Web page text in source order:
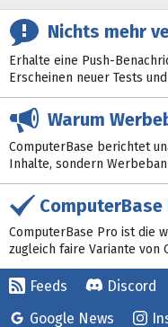
Nichts mehr
Erhalte eine Push-
Erscheinen neuer Tests
Warum
ComputerBase berichtet
Inhalte, sondern
ComputerBase
ComputerBase Pro ist die
zugleich faire Variante von
Feeds Discord
Google News